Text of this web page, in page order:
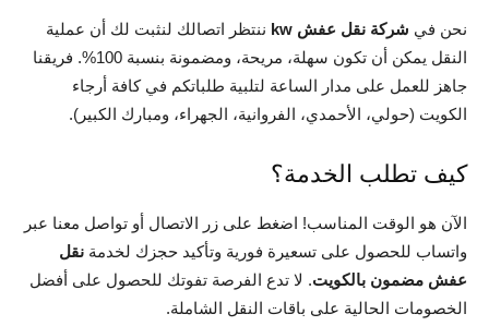
نحن في شركة نقل عفش kw
ننتظر اتصالك لنثبت لك أن عملية
النقل يمكن أن تكون سهلة، مريحة، ومضمونة بنسبة 100%. فريقنا
جاهز للعمل على مدار الساعة لتلبية طلباتكم في كافة أرجاء
الكويت (حولي، الأحمدي، الفروانية، الجهراء، ومبارك الكبير).
كيف تطلب الخدمة؟
الآن هو الوقت المناسب! اضغط على زر الاتصال أو تواصل معنا عبر
واتساب للحصول على تسعيرة فورية وتأكيد حجزك لخدمة نقل
عفش مضمون بالكويت. لا تدع الفرصة تفوتك للحصول على أفضل
الخصومات الحالية على باقات النقل الشاملة.